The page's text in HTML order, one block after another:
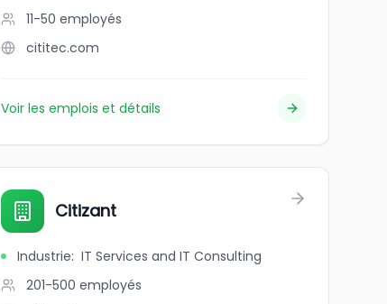
11-50 employés
cititec.com
Voir les emplois et détails
Citizant
Industrie: IT Services and IT Consulting
201-500 employés